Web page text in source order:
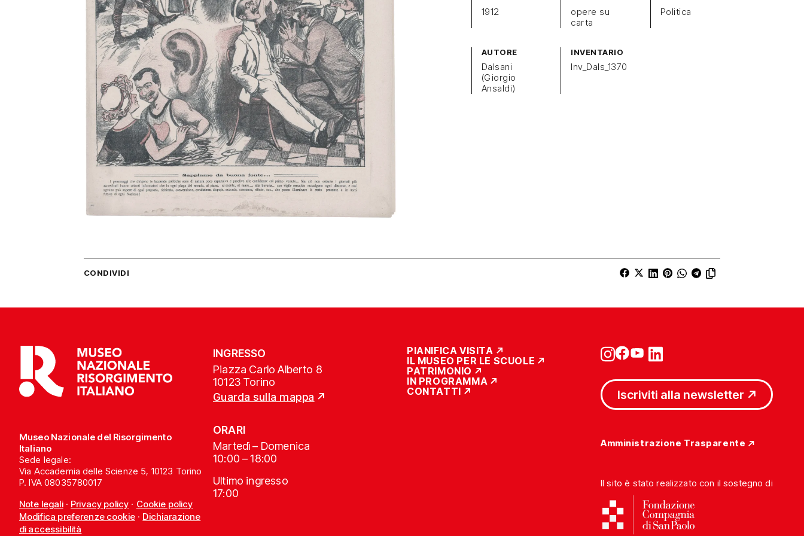
1912
opere su
carta
Politica
AUTORE
Dalsani
(Giorgio
Ansaldi)
INVENTARIO
Inv_Dals_1370
CONDIVIDI
Museo Nazionale del Risorgimento
Italiano
Sede legale:
Via Accademia delle Scienze 5, 10123 Torino
P. IVA 08035780017
Note legali· Privacy policy · Cookie policy
Modifica preferenze cookie· Dichiarazione
di accessibilità
INGRESSO
Piazza Carlo Alberto 8
10123 Torino
Guarda sulla mappa
ORARI
Martedì – Domenica
10:00 – 18:00
Ultimo ingresso
17:00
PIANIFICA VISITA
IL MUSEO PER LE SCUOLE
PATRIMONIO
IN PROGRAMMA
CONTATTI
Iscriviti alla newsletter
Amministrazione Trasparente
Il sito è stato realizzato con il sostegno di